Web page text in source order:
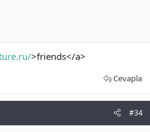
>friends</a>
Cevapla
#34